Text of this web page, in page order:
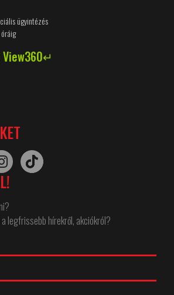
ügyintézés
View360↵
legfrissebb hírekről, akciókról?